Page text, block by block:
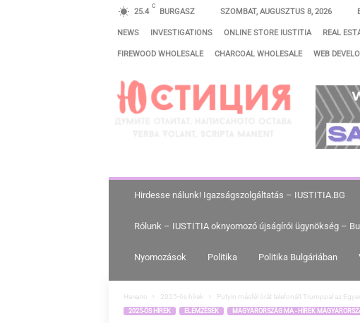
25.4
C
BURGASZ SZOMBAT, AUGUSZTUS 8, 2026
NEWS INVESTIGATIONS ONLINE STORE IUSTITIA REAL
FIREWOOD WHOLESALE CHARCOAL WHOLESALE WEB
Á
Hirdesse nálunk! Igazságszolgáltatás – IUSTITIA.BG
Rólunk – IUSTITIA oknyomozó újságírói ügynökség –
Nyomozások Politika Politika Bulgáriában
Начало 2025-ös hírek Putyin másfél órát telefonált Trumppal az
2025-ÖS HÍREK ELEMZÉSEK MAGYARORSZÁG MA - HÍREK